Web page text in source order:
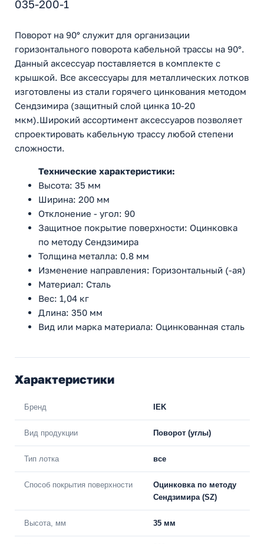
035-200-1
Поворот на 90° служит для организации
горизонтального поворота кабельной трассы на 90°.
Данный аксессуар поставляется в комплекте с
крышкой. Все аксессуары для металлических лотков
изготовлены из стали горячего цинкования методом
Сендзимира (защитный слой цинка 10-20
мкм).Широкий ассортимент аксессуаров позволяет
спроектировать кабельную трассу любой степени
сложности.
Технические характеристики:
Высота: 35 мм
Ширина: 200 мм
Отклонение - угол: 90
Защитное покрытие поверхности: Оцинковка
по методу Сендзимира
Толщина металла: 0.8 мм
Изменение направления: Горизонтальный (-ая)
Материал: Сталь
Вес: 1,04 кг
Длина: 350 мм
Вид или марка материала: Оцинкованная сталь
Характеристики
Бренд IEK
Вид продукции Поворот (углы)
Тип лотка все
Способ покрытия поверхности
Оцинковка по методу
Сендзимира (SZ)
Высота, мм 35 мм